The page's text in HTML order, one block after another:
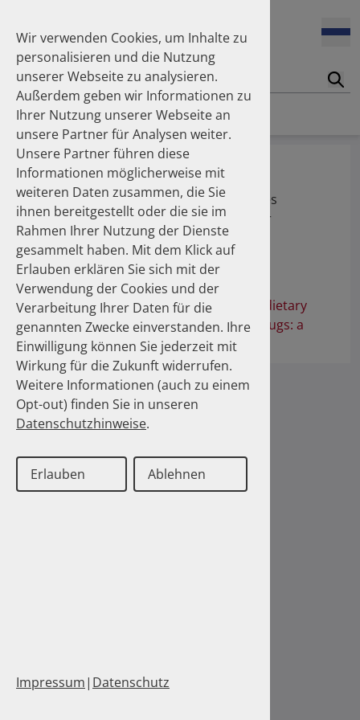
Homepage Publikationen Über die Autoren
Prof. Dr. med. Ukena, Christian
Innere Medizin III, Universitätsklinikum des
Saarlandes und Medizinische Fakultät der
Universität des Saarlandes
Publikationen
Hidden sodium in effervescent-tablet dietary
supplements and over-the- counter drugs: a
comparative cross-sectional study
Wir verwenden Cookies, um Inhalte zu
personalisieren und die Nutzung
unserer Webseite zu analysieren.
Außerdem geben wir Informationen zu
Ihrer Nutzung unserer Webseite an
unsere Partner für Analysen weiter.
Unsere Partner führen diese
Informationen möglicherweise mit
weiteren Daten zusammen, die Sie
ihnen bereitgestellt oder die sie im
Rahmen Ihrer Nutzung der Dienste
gesammelt haben. Mit dem Klick auf
Erlauben erklären Sie sich mit der
Verwendung der Cookies und der
Verarbeitung Ihrer Daten für die
genannten Zwecke einverstanden. Ihre
Einwilligung können Sie jederzeit mit
Wirkung für die Zukunft widerrufen.
Weitere Informationen (auch zu einem
Opt-out) finden Sie in unseren
Datenschutzhinweise.
Erlauben Ablehnen
Impressum| Datenschutz